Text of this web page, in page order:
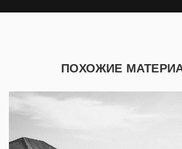
ПОХОЖИЕ